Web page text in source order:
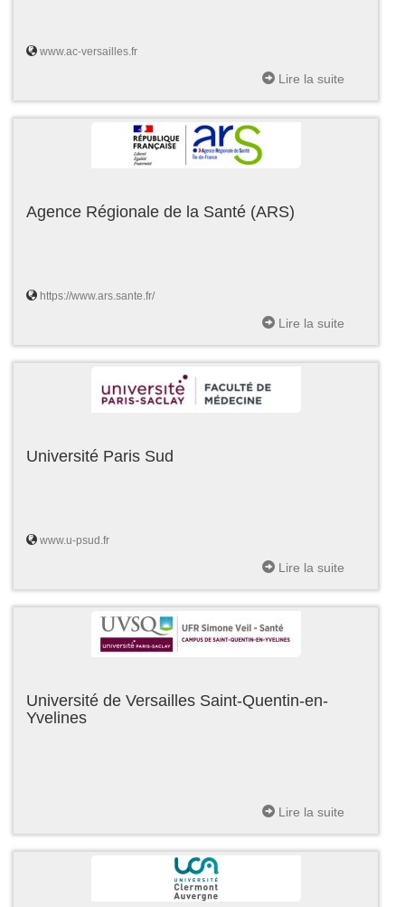
www.ac-versailles.fr
Lire la suite
Agence Régionale de la Santé (ARS)
https://www.ars.sante.fr/
Lire la suite
Université Paris Sud
www.u-psud.fr
Lire la suite
Université de Versailles Saint-Quentin-en-
Yvelines
Lire la suite